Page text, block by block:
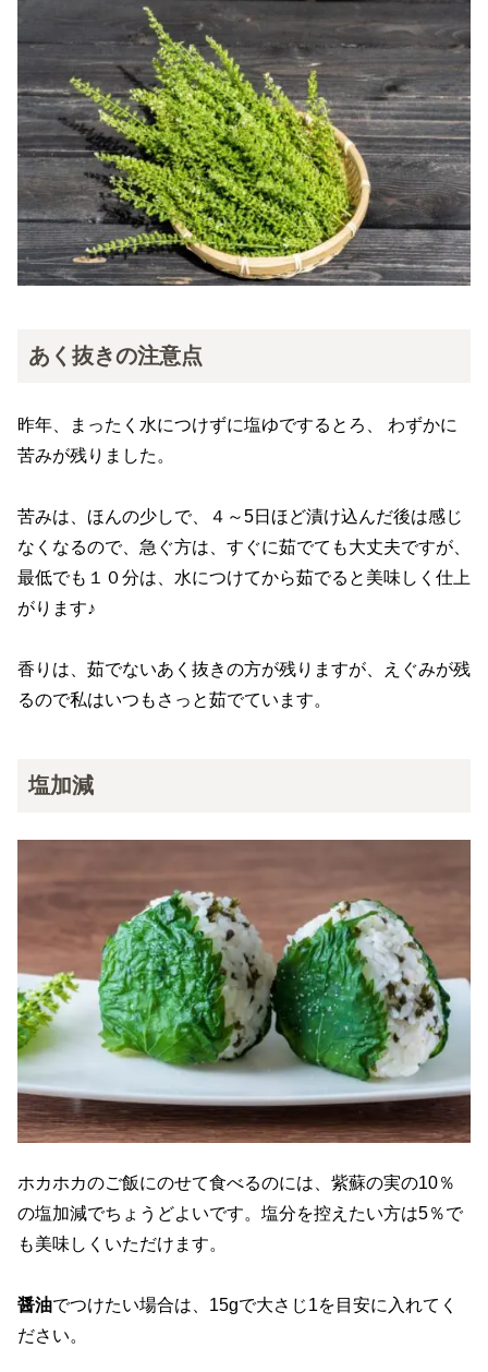
あく抜きの注意点
昨年、まったく水につけずに塩ゆでするとろ、 わずかに
苦みが残りました。
苦みは、ほんの少しで、４～5日ほど漬け込んだ後は感じ
なくなるので、急ぐ方は、すぐに茹でても大丈夫ですが、
最低でも１０分は、水につけてから茹でると美味しく仕上
がります♪
香りは、茹でないあく抜きの方が残りますが、えぐみが残
るので私はいつもさっと茹でています。
塩加減
ホカホカのご飯にのせて食べるのには、紫蘇の実の10％
の塩加減でちょうどよいです。塩分を控えたい方は5％で
も美味しくいただけます。
醤油でつけたい場合は、15gで大さじ1を目安に入れてく
ださい。